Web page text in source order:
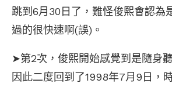
跳到6月30日了，難怪俊熙會認為
過的很快速啊(誤)。
➤第2次，俊熙開始感覺到是隨身
因此二度回到了1998年7月9日，